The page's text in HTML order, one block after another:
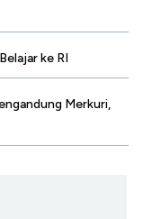
ke RI
Merkuri,